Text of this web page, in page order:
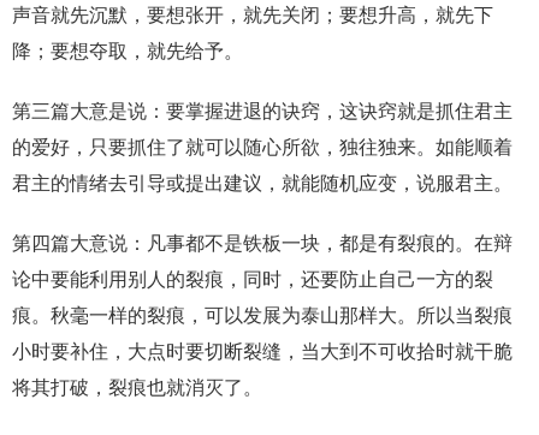
声音就先沉默，要想张开，就先关闭；要想升高，就先下
降；要想夺取，就先给予。
第三篇大意是说：要掌握进退的诀窍，这诀窍就是抓住君主
的爱好，只要抓住了就可以随心所欲，独往独来。如能顺着
君主的情绪去引导或提出建议，就能随机应变，说服君主。
第四篇大意说：凡事都不是铁板一块，都是有裂痕的。在辩
论中要能利用别人的裂痕，同时，还要防止自己一方的裂
痕。秋毫一样的裂痕，可以发展为泰山那样大。所以当裂痕
小时要补住，大点时要切断裂缝，当大到不可收拾时就干脆
将其打破，裂痕也就消灭了。